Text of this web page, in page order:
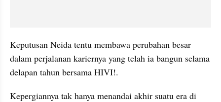
Keputusan Neida tentu membawa perubahan besar
dalam perjalanan kariernya yang telah ia bangun selama
delapan tahun bersama HIVI!.
Kepergiannya tak hanya menandai akhir suatu era di